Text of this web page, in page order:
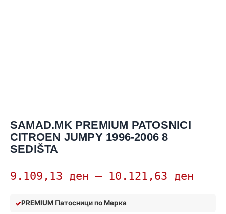
SAMAD.MK PREMIUM PATOSNICI
CITROEN JUMPY 1996-2006 8
SEDIŠTA
9.109,13 ден – 10.121,63 ден
PREMIUM Патосници по Мерка